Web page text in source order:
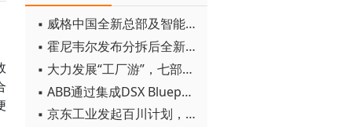
▪ 威格中国全新总部及智能工厂启用
▪ 霍尼韦尔发布分拆后全新品牌：霍尼韦尔科技与霍尼韦尔航空航天
▪ 大力发展“工厂游”，七部门联合发文！
▪ ABB通过集成DSX Blueprint AI基础设施，扩大与英伟达的合作
▪ 京东工业发起百川计划， 构建工业大模型新生态